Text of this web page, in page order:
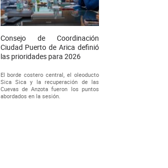
Consejo de Coordinación
Ciudad Puerto de Arica definió
las prioridades para 2026
El borde costero central, el oleoducto
Sica Sica y la recuperación de las
Cuevas de Anzota fueron los puntos
abordados en la sesión.